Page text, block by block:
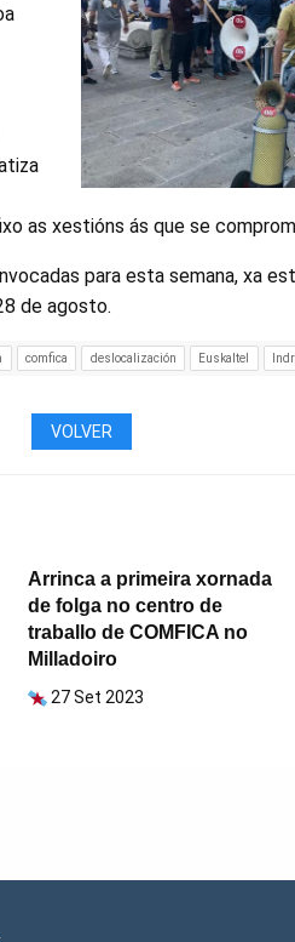
as xestións ás que se
para esta semana, xa
de agosto.
comfica deslocalización Euskaltel
VOLVER
Arrinca a primeira xornada
de folga no centro de
traballo de COMFICA no
Milladoiro
27 Set 2023